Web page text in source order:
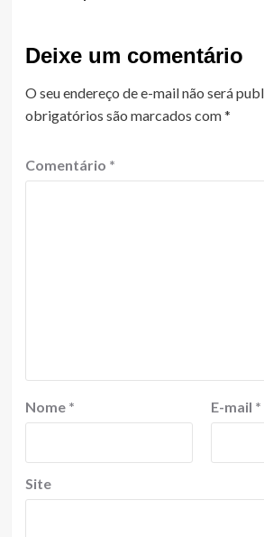
Deixe um comentário
O seu endereço de e-mail não será
obrigatórios são marcados com*
Comentário *
Nome * E-mail *
Site